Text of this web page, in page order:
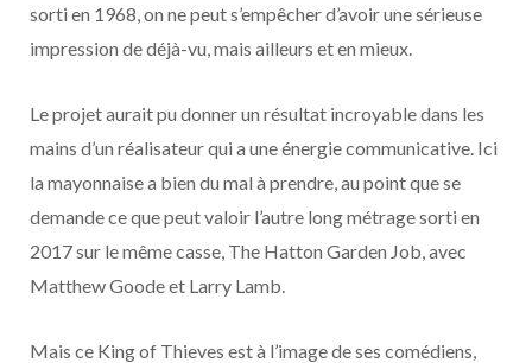
sorti en 1968, on ne peut s’empêcher d’avoir une sérieuse
impression de déjà-vu, mais ailleurs et en mieux.
Le projet aurait pu donner un résultat incroyable dans les
mains d’un réalisateur qui a une énergie communicative. Ici
la mayonnaise a bien du mal à prendre, au point que se
demande ce que peut valoir l’autre long métrage sorti en
2017 sur le même casse, The Hatton Garden Job, avec
Matthew Goode et Larry Lamb.
Mais ce King of Thieves est à l’image de ses comédiens,